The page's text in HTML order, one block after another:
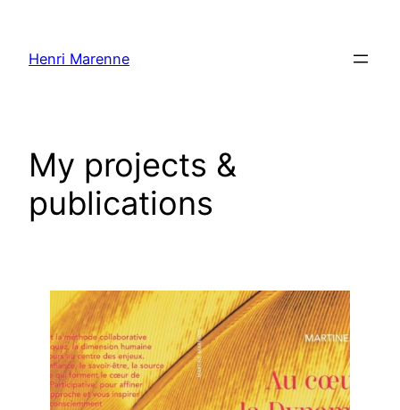
contenu
Henri Marenne
My projects &
publications